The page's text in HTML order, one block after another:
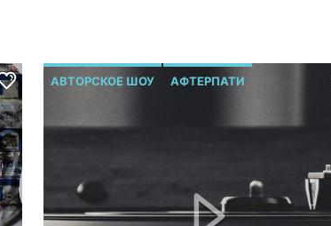
АВТОРСКОЕ ШОУ АФТЕРПАТИ